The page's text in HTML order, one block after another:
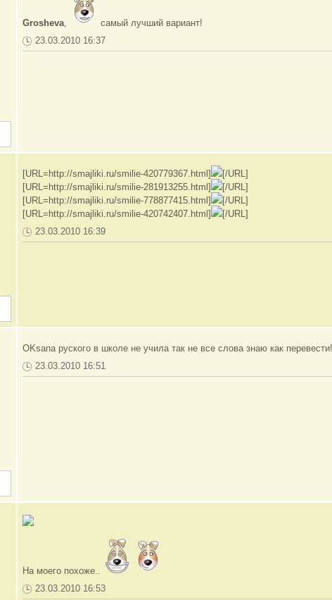
Grosheva,
самый лучший вариант!
23.03.2010 16:37
[URL=http://smajliki.ru/smilie-420779367.html]
[/URL]
[URL=http://smajliki.ru/smilie-281913255.html]
[/URL]
[URL=http://smajliki.ru/smilie-778877415.html]
[/URL]
[URL=http://smajliki.ru/smilie-420742407.html]
[/URL]
23.03.2010 16:39
OKsana руского в школе не учила так не все слова знаю как
23.03.2010 16:51
На моего похоже..
23.03.2010 16:53